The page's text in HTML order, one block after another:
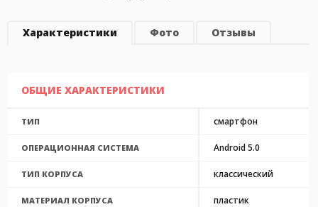
Характеристики Фото Отзывы
ОБЩИЕ ХАРАКТЕРИСТИКИ
ТИП смартфон
ОПЕРАЦИОННАЯ СИСТЕМА Android 5.0
ТИП КОРПУСА классический
МАТЕРИАЛ КОРПУСА пластик